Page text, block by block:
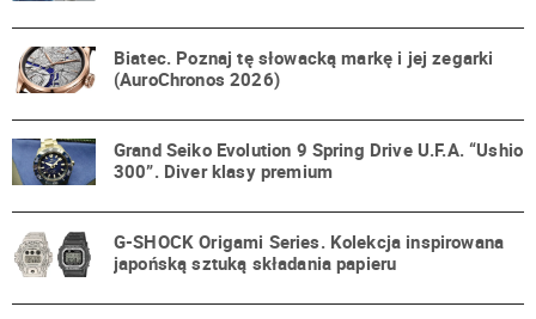
Biatec. Poznaj tę słowacką markę i jej zegarki
(AuroChronos 2026)
Grand Seiko Evolution 9 Spring Drive U.F.A. “Ushio
300”. Diver klasy premium
G-SHOCK Origami Series. Kolekcja inspirowana
japońską sztuką składania papieru